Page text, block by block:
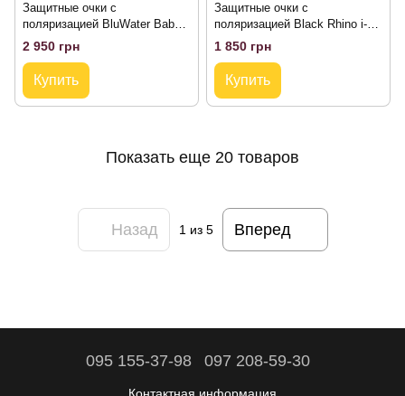
Защитные очки с
поляризацией BluWater Babe
Winkelman Edition 3 Polarized
2 950 грн
Купить
Защитные очки с
поляризацией Black Rhino i-
Beamz Polarized Safety
1 850 грн
Купить
Показать еще 20 товаров
Назад 1из 5 Вперед
095 155-37-98 097 208-59-30
Контактная информация